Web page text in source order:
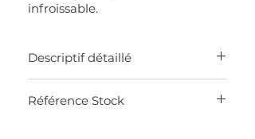
infroissable.
Descriptif détaillé
Col Global Kent
Référence Stock